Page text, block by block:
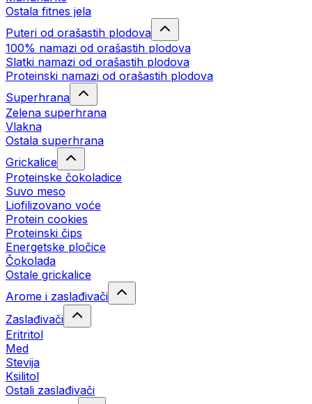
Ostala fitnes jela
Puteri od orašastih plodova
100% namazi od orašastih plodova
Slatki namazi od orašastih plodova
Proteinski namazi od orašastih plodova
Superhrana
Zelena superhrana
Vlakna
Ostala superhrana
Grickalice
Proteinske čokoladice
Suvo meso
Liofilizovano voće
Protein cookies
Proteinski čips
Energetske pločice
Čokolada
Ostale grickalice
Arome i zaslađivači
Zaslađivači
Eritritol
Med
Stevija
Ksilitol
Ostali zaslađivači